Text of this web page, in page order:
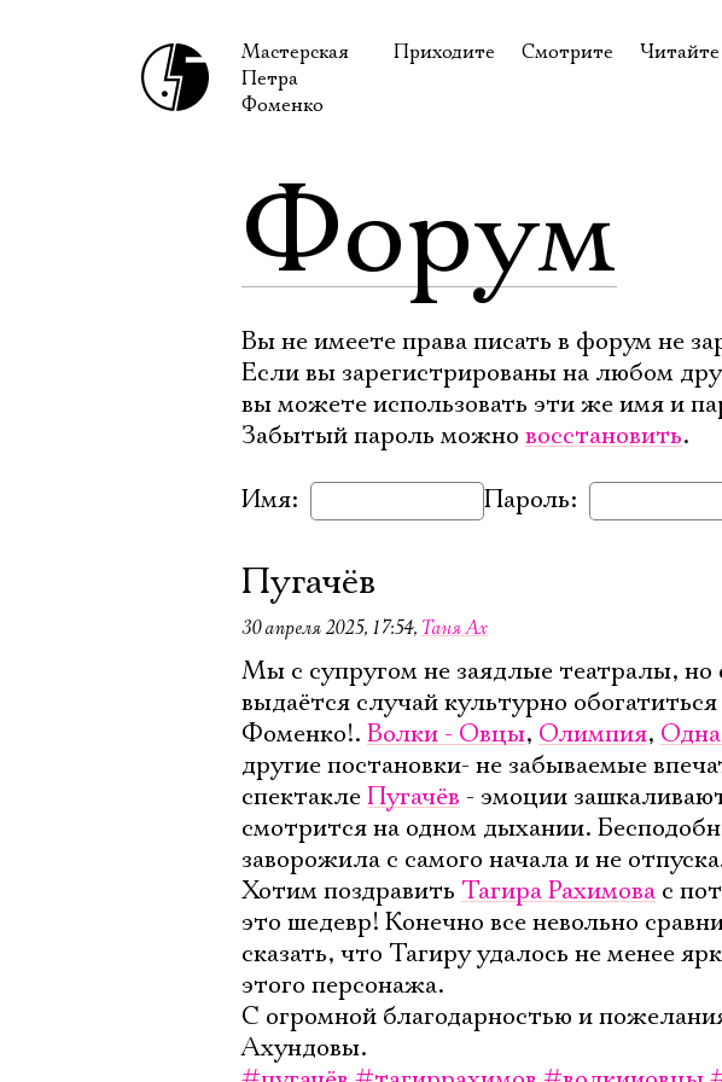
Мастерская
Петра
Фоменко
Приходите
Доступ для инвалидов
Правила посещения
Смотрите
Видеотека
Внеклассные чтения
Фотовыставка
Читайте
Форум
Вы не имеете права писать в форум не
Если вы зарегистрированы на любом
вы можете использовать эти же имя и
Забытый пароль можно восстановить.
Имя: Пароль:
Пугачёв
30 апреля 2025, 17:54, Таня Ах
Мы с супругом не заядлые театралы,
выдаётся случай культурно
Фоменко!. Волки - Овцы, Олимпия,
другие постановки- не забываемые
спектаклеПугачёв - эмоции
смотрится на одном дыхании.
заворожила с самого начала и не
Хотим поздравить Тагира Рахимова с
это шедевр! Конечно все невольно
сказать, что Тагиру удалось не менее
этого персонажа.
С огромной благодарностью и
Ахундовы.